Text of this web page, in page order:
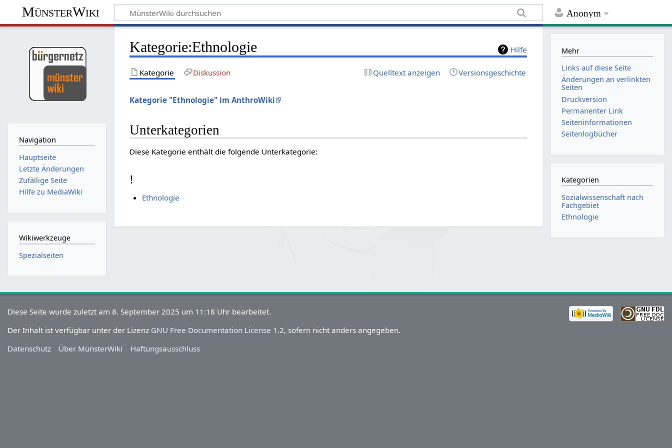
Anonym
MünsterWiki
Hilfe
Kategorie:Ethnologie
Kategorie Diskussion Quelltext anzeigen Versionsgeschichte
Kategorie "Ethnologie" im AnthroWiki
Unterkategorien
Diese Kategorie enthält die folgende Unterkategorie:
!
Ethnologie
Navigation
Hauptseite
Letzte Änderungen
Zufällige Seite
Hilfe zu MediaWiki
Wikiwerkzeuge
Spezialseiten
Mehr
Links auf diese Seite
Änderungen an verlinkten
Seiten
Druckversion
Permanenter Link
Seiten­informationen
Seitenlogbücher
Kategorien
Sozialwissenschaft nach
Fachgebiet
Ethnologie
Diese Seite wurde zuletzt am 8. September 2025 um 11:18 Uhr bearbeitet.
Der Inhalt ist verfügbar unter der Lizenz GNU Free Documentation License 1.2, sofern nicht anders angegeben.
Datenschutz
Über MünsterWiki Haftungsausschluss